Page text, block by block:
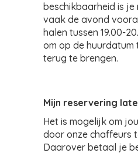
beschikbaarheid is
vaak de avond
halen tussen 19.00-
om op de huurdatum
terug te brengen.
Mijn reservering
Het is mogelijk om
door onze chaffeurs
Daarover betaal je